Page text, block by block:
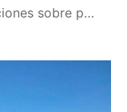
sobre p…